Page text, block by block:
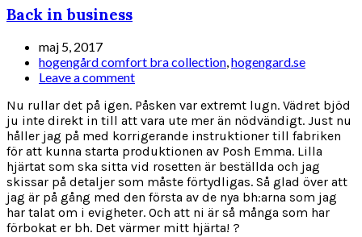
Back in business
maj 5, 2017
hogengård comfort bra collection,hogengard.se
Leave a comment
Nu rullar det på igen. Påsken var extremt lugn. Vädret bjöd
ju inte direkt in till att vara ute mer än nödvändigt. Just nu
håller jag på med korrigerande instruktioner till fabriken
för att kunna starta produktionen av Posh Emma. Lilla
hjärtat som ska sitta vid rosetten är beställda och jag
skissar på detaljer som måste förtydligas. Så glad över att
jag är på gång med den första av de nya bh:arna som jag
har talat om i evigheter. Och att ni är så många som har
förbokat er bh. Det värmer mitt hjärta! ?